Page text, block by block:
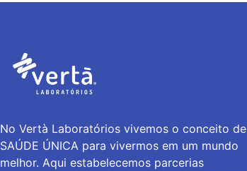
No Vertà Laboratórios vivemos o conceito de
SAÚDE ÚNICA para vivermos em um mundo
melhor. Aqui estabelecemos parcerias